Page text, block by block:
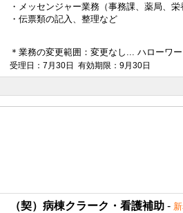
・メッセンジャー業務（事務課、薬局、栄
・伝票類の記入、整理など
＊業務の変更範囲：変更なし... ハローワ
受理日：7月30日 有効期限：9月30日
（契）病棟クラーク・看護補助 -